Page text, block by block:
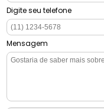
Digite seu telefone
Mensagem